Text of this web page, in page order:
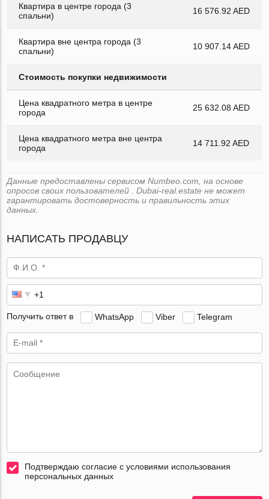
Квартира в центре города (3
спальни)
16 576.92 AED
Квартира вне центра города (3
спальни)
10 907.14 AED
Стоимость покупки недвижимости
Цена квадратного метра в центре
города
25 632.08 AED
Цена квадратного метра вне центра
города
14 711.92 AED
Данные предоставлены сервисом Numbeo.com, на основе
опросов своих пользователей . Dubai-real.estate не может
гарантировать достоверность и правильность этих
данных.
НАПИСАТЬ ПРОДАВЦУ
Получить ответ в WhatsApp Viber Telegram
Подтверждаю согласие с условиями использования
персональных данных